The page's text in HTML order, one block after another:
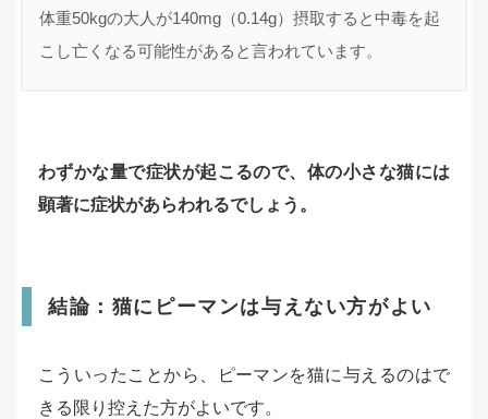
体重50kgの大人が140mg（0.14g）摂取すると中毒を起
こし亡くなる可能性があると言われています。
わずかな量で症状が起こるので、体の小さな猫には
顕著に症状があらわれるでしょう。
結論：猫にピーマンは与えない方がよい
こういったことから、ピーマンを猫に与えるのはで
きる限り控えた方がよいです。